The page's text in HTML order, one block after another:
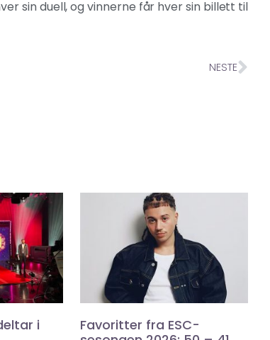
sin duell, og vinnerne får hver sin billett til
NESTE
i
Favoritter fra ESC-